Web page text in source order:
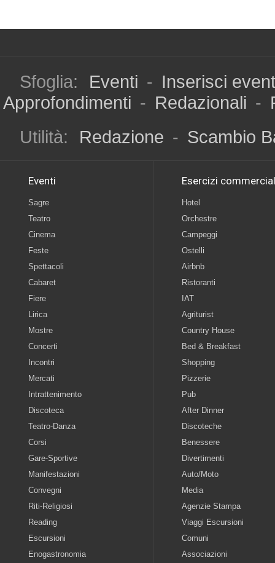
Sfoglia: Eventi - Inserisci
Approfondimenti - Redazionali -
Utilità:
Redazione - Scambio
Eventi
Sagre
Teatro
Cinema
Feste
Spettacoli
Cabaret
Fiere
Lirica
Mostre
Concerti
Incontri
Mercati
Intrattenimento
Discoteca
Teatro-Danza
Corsi
Gare-Sportive
Manifestazioni
Convegni
Riti-Religiosi
Reading
Escursioni
Enogastronomia
Esercizi
Hotel
Orchestre
Campeggi
Ostelli
Airbnb
Ristoranti
IAT
Agriturist
Country House
Bed & Breakfast
Shopping
Pizzerie
Pub
After Dinner
Discoteche
Benessere
Divertimenti
Auto/Moto
Media
Agenzie Stampa
Viaggi Escursioni
Comuni
Associazioni